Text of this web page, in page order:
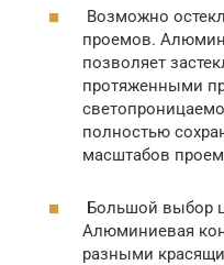
Возможно
проемов.
позволяет
протяженными
полностью
масштабов
Большой выбор
Алюминиевая
разными